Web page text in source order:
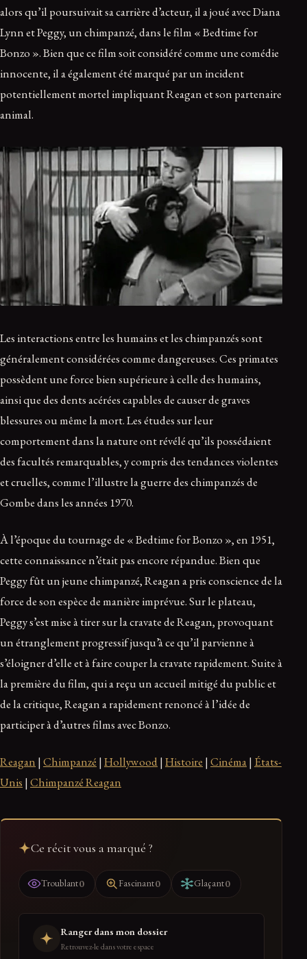
alors qu’il poursuivait sa carrière d’acteur, il a joué avec Diana
Lynn et Peggy, un chimpanzé, dans le film « Bedtime for
Bonzo ». Bien que ce film soit considéré comme une comédie
innocente, il a également été marqué par un incident
potentiellement mortel impliquant Reagan et son partenaire
animal.
Les interactions entre les humains et les chimpanzés sont
généralement considérées comme dangereuses. Ces primates
possèdent une force bien supérieure à celle des humains,
ainsi que des dents acérées capables de causer de graves
blessures ou même la mort. Les études sur leur
comportement dans la nature ont révélé qu’ils possédaient
des facultés remarquables, y compris des tendances violentes
et cruelles, comme l’illustre la guerre des chimpanzés de
Gombe dans les années 1970.
À l’époque du tournage de « Bedtime for Bonzo », en 1951,
cette connaissance n’était pas encore répandue. Bien que
Peggy fût un jeune chimpanzé, Reagan a pris conscience de la
force de son espèce de manière imprévue. Sur le plateau,
Peggy s’est mise à tirer sur la cravate de Reagan, provoquant
un étranglement progressif jusqu’à ce qu’il parvienne à
s’éloigner d’elle et à faire couper la cravate rapidement. Suite à
la première du film, qui a reçu un accueil mitigé du public et
de la critique, Reagan a rapidement renoncé à l’idée de
participer à d’autres films avec Bonzo.
Reagan | Chimpanzé | Hollywood| Histoire | Cinéma| États-
Unis | Chimpanzé Reagan
Ce récit vous a marqué ?
Troublant0 Fascinant0 Glaçant0
Ranger dans mon dossier
Retrouvez-le dans votre espace